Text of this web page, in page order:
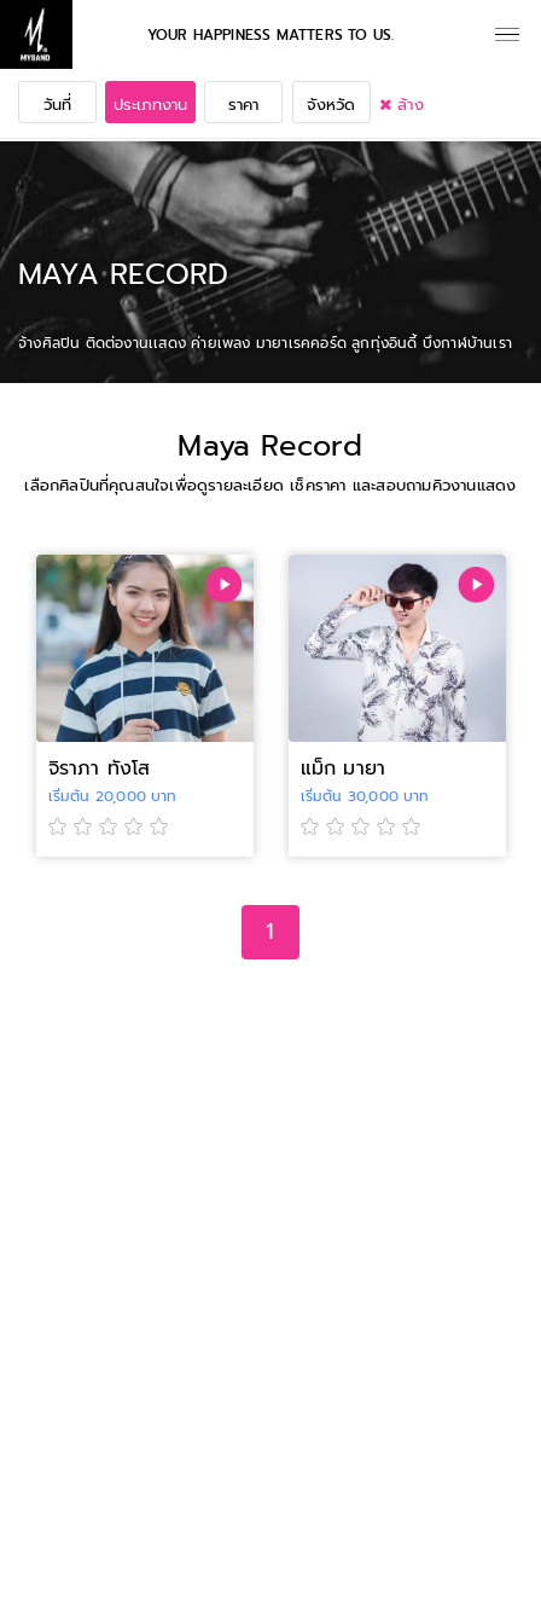
YOUR HAPPINESS MATTERS TO US.
วันที่ ประเภทงาน ราคา จังหวัด ล้าง
MAYA RECORD
จ้างศิลปิน ติดต่องานเเสดง ค่ายเพลง มายาเรคคอร์ด ลูกทุ่งอินดี้ บึงกาฬบ้านเรา
Maya Record
เลือกศิลปินที่คุณสนใจเพื่อดูรายละเอียด เช็คราคา และสอบถามคิวงานแสดง
จิราภา ทังโส
เริ่มต้น 20,000 บาท
แม็ก มายา
เริ่มต้น 30,000 บาท
1